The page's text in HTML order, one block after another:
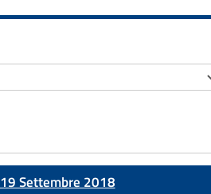
19 Settembre 2018